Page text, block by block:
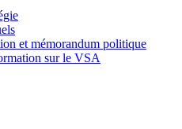
et mémorandum politique
sur le VSA